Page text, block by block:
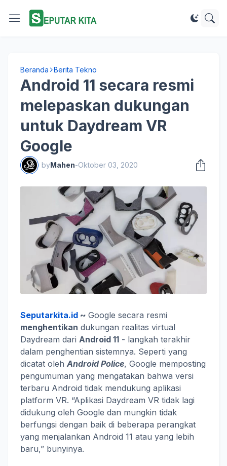
Beranda Berita Tekno
Android 11 secara resmi
melepaskan dukungan
untuk Daydream VR
Google
byMahen-Oktober 03, 2020
Seputarkita.id ~ Google secara resmi
menghentikan dukungan realitas virtual
Daydream dari Android 11 - langkah terakhir
dalam penghentian sistemnya. Seperti yang
dicatat oleh Android Police, Google memposting
pengumuman yang mengatakan bahwa versi
terbaru Android tidak mendukung aplikasi
platform VR. “Aplikasi Daydream VR tidak lagi
didukung oleh Google dan mungkin tidak
berfungsi dengan baik di beberapa perangkat
yang menjalankan Android 11 atau yang lebih
baru,” bunyinya.